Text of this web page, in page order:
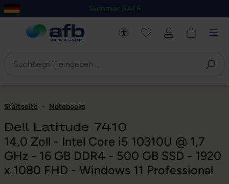
Hauptinhalt springen
Zur Navigation der B2B-Plattform springen
Summer SALE
Startseite - Notebooks
Dell Latitude 7410
14,0 Zoll - Intel Core i5 10310U @ 1,7
GHz - 16 GB DDR4 - 500 GB SSD - 1920
x 1080 FHD - Windows 11 Professional